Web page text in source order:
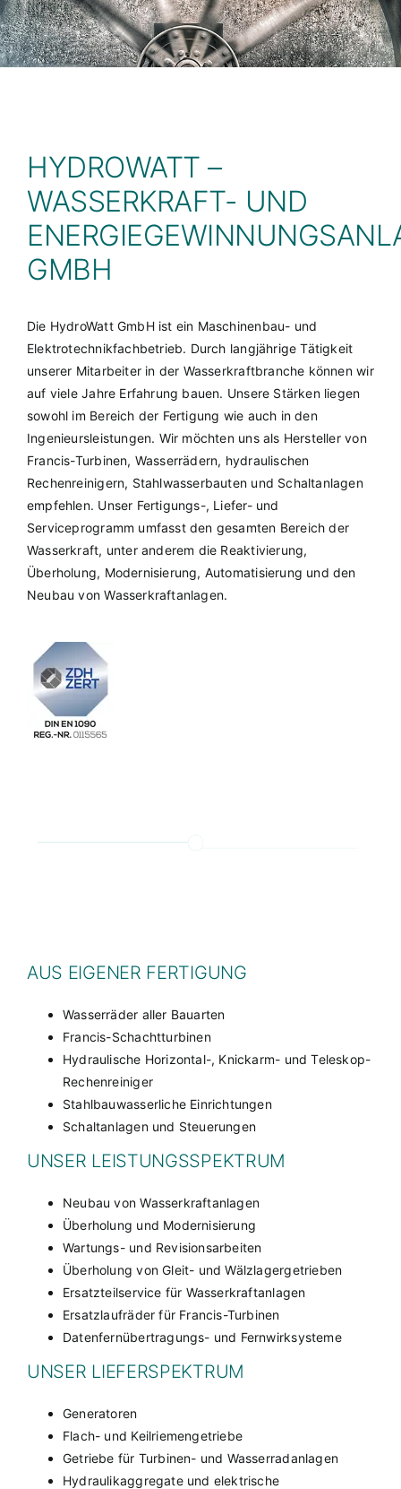
HYDROWATT –
WASSERKRAFT- UND
GMBH
Die HydroWatt GmbH ist ein Maschinenbau- und
Elektrotechnikfachbetrieb. Durch langjährige Tätigkeit
unserer Mitarbeiter in der Wasserkraftbranche können wir
auf viele Jahre Erfahrung bauen. Unsere Stärken liegen
sowohl im Bereich der Fertigung wie auch in den
Ingenieursleistungen. Wir möchten uns als Hersteller von
Francis-Turbinen, Wasserrädern, hydraulischen
Rechenreinigern, Stahlwasserbauten und Schaltanlagen
empfehlen. Unser Fertigungs-, Liefer- und
Serviceprogramm umfasst den gesamten Bereich der
Wasserkraft, unter anderem die Reaktivierung,
Überholung, Modernisierung, Automatisierung und den
Neubau von Wasserkraftanlagen.
AUS EIGENER FERTIGUNG
Wasserräder aller Bauarten
Francis-Schachtturbinen
Hydraulische Horizontal-, Knickarm- und Teleskop-
Rechenreiniger
Stahlbauwasserliche Einrichtungen
Schaltanlagen und Steuerungen
UNSER LEISTUNGSSPEKTRUM
Neubau von Wasserkraftanlagen
Überholung und Modernisierung
Wartungs- und Revisionsarbeiten
Überholung von Gleit- und Wälzlagergetrieben
Ersatzteilservice für Wasserkraftanlagen
Ersatzlaufräder für Francis-Turbinen
Datenfernübertragungs- und Fernwirksysteme
UNSER LIEFERSPEKTRUM
Generatoren
Flach- und Keilriemengetriebe
Getriebe für Turbinen- und Wasserradanlagen
Hydraulikaggregate und elektrische